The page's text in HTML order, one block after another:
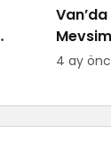
4 ay